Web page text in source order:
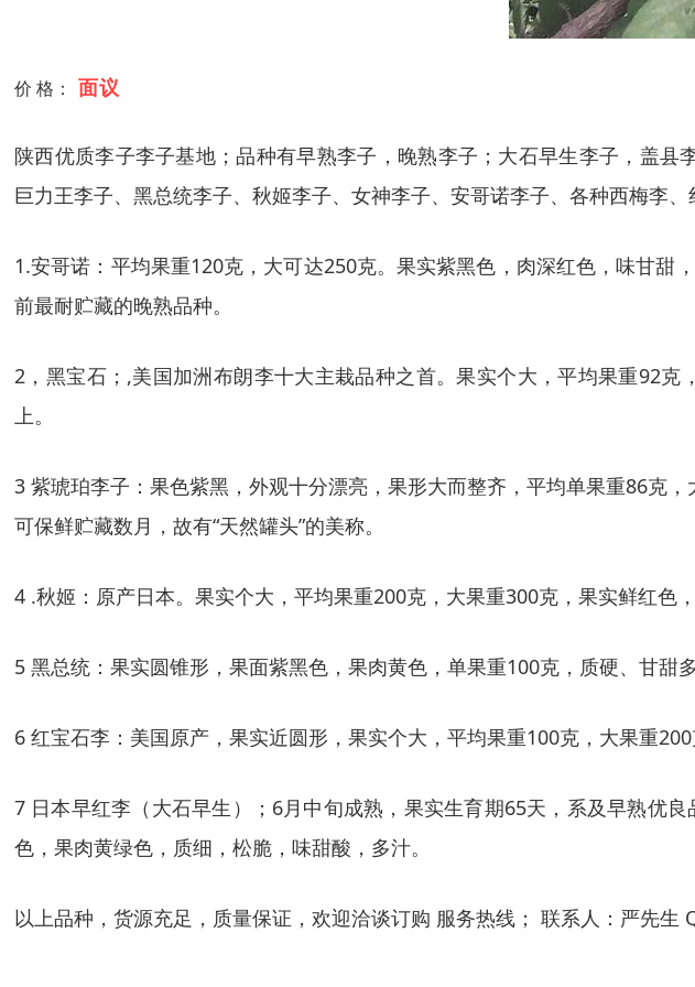
价 格： 面议
陕西优质李子李子基地；品种有早熟李子，晚熟李子；大石早生李子，盖
巨力王李子、黑总统李子、秋姬李子、女神李子、安哥诺李子、各种西梅李
1.安哥诺：平均果重120克，大可达250克。果实紫黑色，肉深红色，味甘
前最耐贮藏的晚熟品种。
2，黑宝石；,美国加洲布朗李十大主栽品种之首。果实个大，平均果重92
上。
3 紫琥珀李子：果色紫黑，外观十分漂亮，果形大而整齐，平均单果重86克
可保鲜贮藏数月，故有“天然罐头”的美称。
4 .秋姬：原产日本。果实个大，平均果重200克，大果重300克，果实鲜红色
5 黑总统：果实圆锥形，果面紫黑色，果肉黄色，单果重100克，质硬、甘甜
6 红宝石李：美国原产，果实近圆形，果实个大，平均果重100克，大果重
7 日本早红李（大石早生）；6月中旬成熟，果实生育期65天，系及早熟优
色，果肉黄绿色，质细，松脆，味甜酸，多汁。
以上品种，货源充足，质量保证，欢迎洽谈订购 服务热线； 联系人：严先生